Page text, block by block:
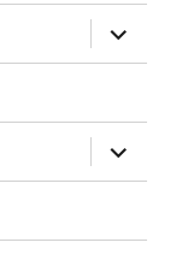
expandir
expandir